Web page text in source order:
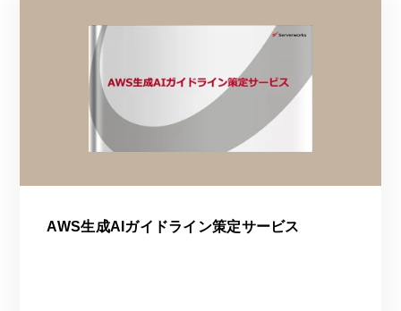
AWS生成AIガイドライン策定サービス